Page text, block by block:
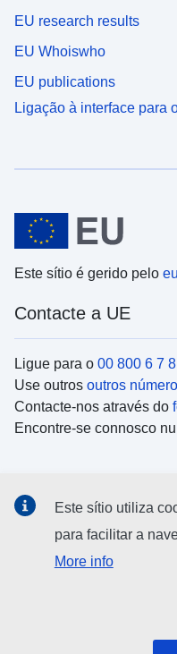
EU research results
EU Whoiswho
EU publications
Ligação à interface para
Este sítio é gerido pelo
Contacte a UE
Ligue para o 00 800 6 7
Use outros outros
Contacte-nos através do
Encontre-se connosco
Procure as contas da
Instituições e
Este sítio utiliza
para facilitar a
More info